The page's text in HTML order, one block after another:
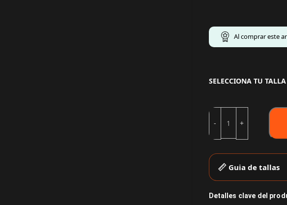
Al comprar este
SELECCIONA TU TALLA
Guia de tallas
Detalles clave del